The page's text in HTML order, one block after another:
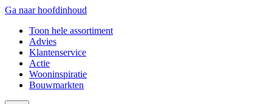
Ga naar hoofdinhoud
Toon hele assortiment
Advies
Klantenservice
Actie
Wooninspiratie
Bouwmarkten